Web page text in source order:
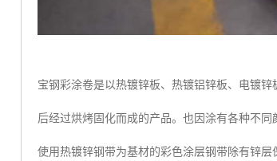
宝钢彩涂卷是以热镀锌板、热镀铝锌板、电镀
后经过烘烤固化而成的产品。也因涂有各种不
使用热镀锌钢带为基材的彩色涂层钢带除有锌